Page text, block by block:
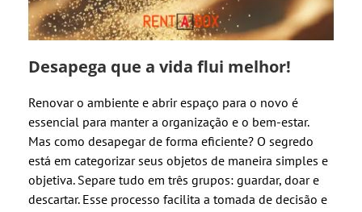
Desapega que a vida flui melhor!
Renovar o ambiente e abrir espaço para o novo é
essencial para manter a organização e o bem-estar.
Mas como desapegar de forma eficiente? O segredo
está em categorizar seus objetos de maneira simples e
objetiva. Separe tudo em três grupos: guardar, doar e
descartar. Esse processo facilita a tomada de decisão e